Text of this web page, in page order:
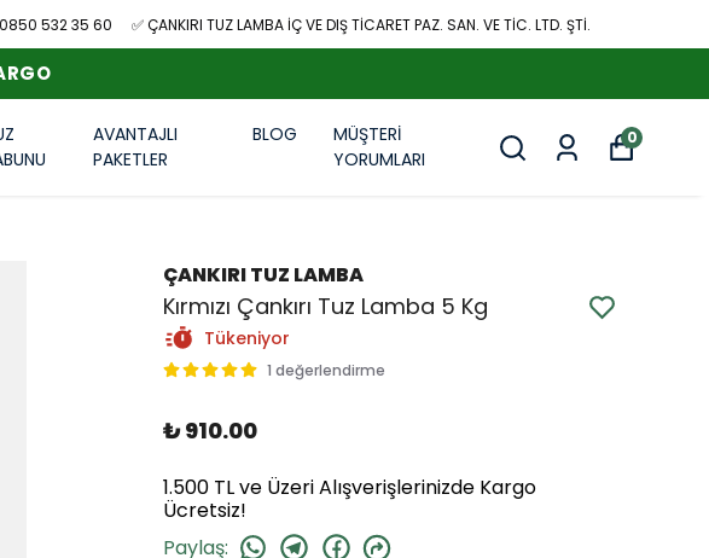
532 35 60 ✅ ÇANKIRI TUZ LAMBA İÇ VE DIŞ TİCARET PAZ. SAN. VE TİC. LTD. ŞTİ.
AVANTAJLI
PAKETLER
BLOG
MÜŞTERİ
YORUMLARI
0
ÇANKIRI TUZ LAMBA
Kırmızı Çankırı Tuz Lamba 5 Kg
Tükeniyor
1 değerlendirme
₺ 910.00
1.500 TL ve Üzeri Alışverişlerinizde Kargo
Ücretsiz!
Paylaş: